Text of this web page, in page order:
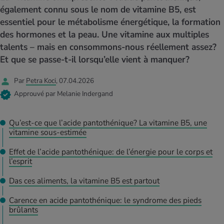
et intolérances
ACTUELS DANS LE DOMAINE ALIMENTATION
Calculez votre besoin en calories
d’hiver
Calculer la consommation de calories
Course & Jogging
au quotidien
de relaxation
Travail et santé
Détente active
médical
spécialisée
des femmes
ACTUELS DANS LE DOMAINE MÉDECINE
Douleurs nerveuses
ACTUELS DANS LE DOMAINE SERVICE
Offres
Tool, test et quiz
également connu sous le nom de vitamine B5, est
essentiel pour le métabolisme énergétique, la formation
des hormones et la peau. Une vitamine aux multiples
talents – mais en consommons-nous réellement assez?
Et que se passe-t-il lorsqu’elle vient à manquer?
Par Petra Koci, 07.04.2026
Approuvé par Melanie Indergand
Qu’est-ce que l’acide pantothénique? La vitamine B5, une
vitamine sous-estimée
Effet de l’acide pantothénique: de l’énergie pour le corps et
l’esprit
Das ces aliments, la vitamine B5 est partout
Carence en acide pantothénique: le syndrome des pieds
brûlants